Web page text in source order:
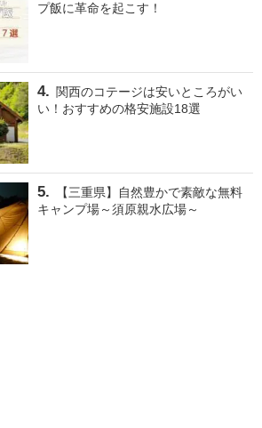
プ飯に革命を起こす！
関西のコテージは安いところがい
い！おすすめの格安施設18選
【三重県】自然豊かで素敵な無料
キャンプ場～須原親水広場～